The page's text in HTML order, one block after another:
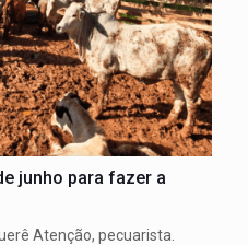
junho para fazer a
Atenção, pecuarista.